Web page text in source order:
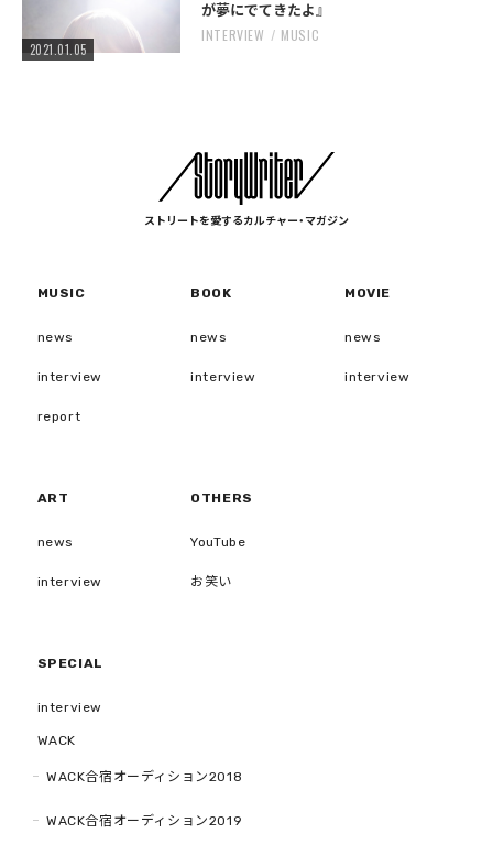
2021.01.05
が夢にでてきたよ』
INTERVIEW MUSIC
ストリートを愛するカルチャー・マガジン
MUSIC
news
interview
report
BOOK
news
interview
MOVIE
news
interview
ART
news
interview
OTHERS
YouTube
お笑い
SPECIAL
interview
WACK
WACK合宿オーディション2018
WACK合宿オーディション2019